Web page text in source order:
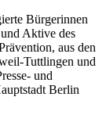
Bürgerinnen
Aktive des
aus den
Tuttlingen und
und
Berlin